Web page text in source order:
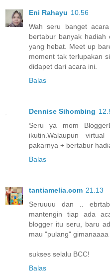
Eni Rahayu 10.56
Wah seru banget
bertabur banyak hadiah
yang hebat. Meet up
moment tak terlupakan
didapet dari acara ini.
Balas
Dennise Sihombing
Seru ya mom
ikutin.Walaupun
pakarnya + bertabur
Balas
tantiamelia.com 21.13
Seruuuu dan ..
mantengin tiap ada
blogger itu seru, baru
mau "pulang"
sukses selalu BCC!
Balas